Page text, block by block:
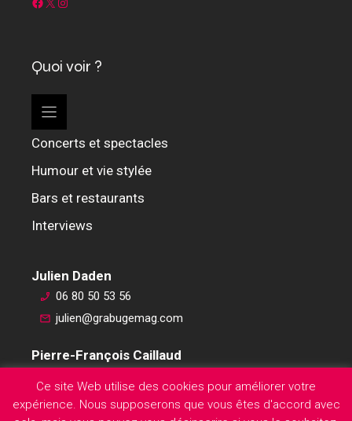
Quoi voir ?
Concerts et spectacles
Humour et vie stylée
Bars et restaurants
Interviews
Julien Daden
06 80 50 53 56
julien@grabugemag.com
Pierre-François Caillaud
pierre-francois@grabugemag.com
Mentions légales
Ce site Web utilise des cookies pour améliorer votre
expérience. Nous supposerons que vous êtes d'accord avec